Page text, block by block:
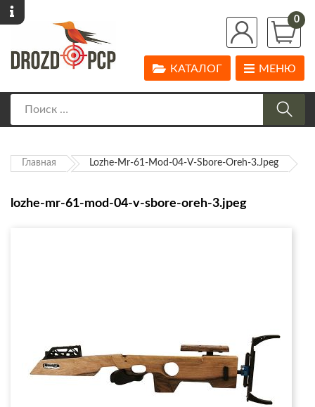
0
МЕНЮ
КАТАЛОГ
Главная Lozhe-Mr-61-Mod-04-V-Sbore-Oreh-3.jpeg
lozhe-mr-61-mod-04-v-sbore-oreh-3.jpeg